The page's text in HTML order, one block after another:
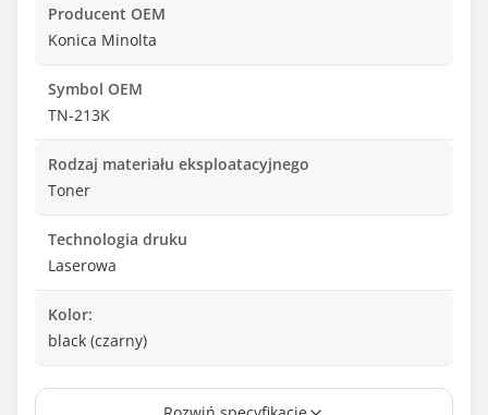
Producent OEM
Konica Minolta
Symbol OEM
TN-213K
Rodzaj materiału eksploatacyjnego
Toner
Technologia druku
Laserowa
Kolor:
black (czarny)
Wydajność*